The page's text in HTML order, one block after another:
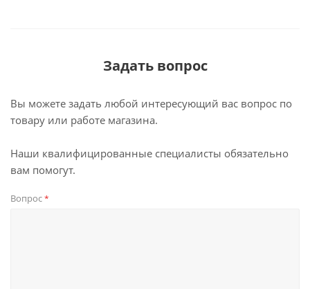
Задать вопрос
Вы можете задать любой интересующий вас вопрос по
товару или работе магазина.
Наши квалифицированные специалисты обязательно
вам помогут.
Вопрос*